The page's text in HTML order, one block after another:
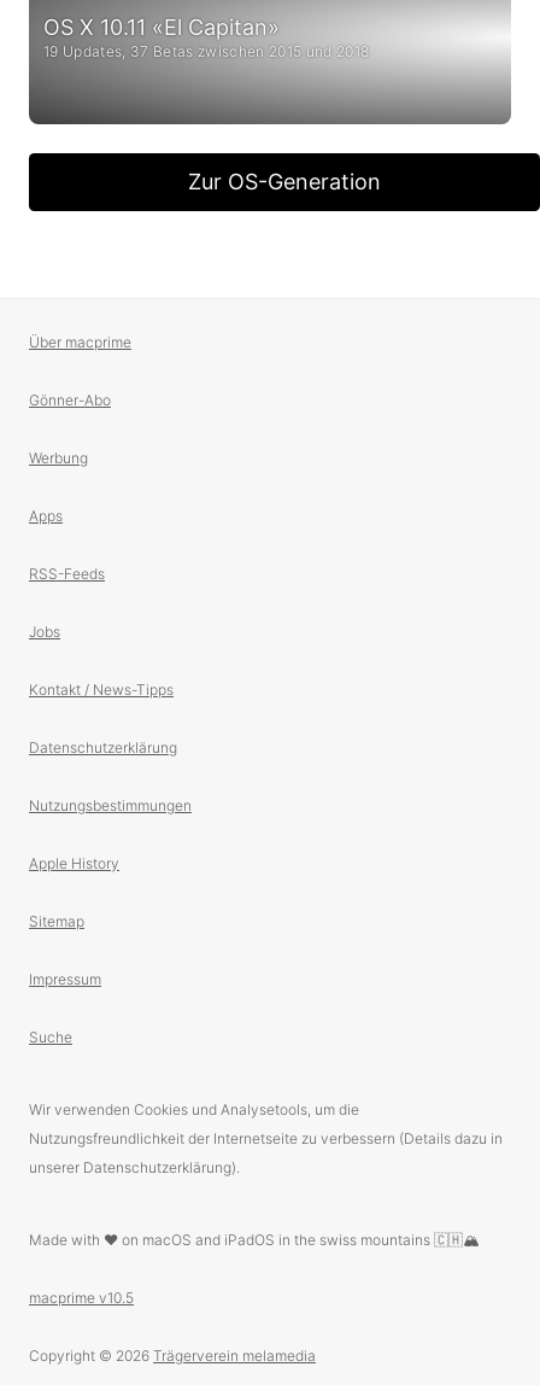
OS X 10.11 «El Capitan»
19 Updates, 37 Betas zwischen 2015 und 2018
Zur OS-Generation
Über macprime
Gönner-Abo
Werbung
Apps
RSS-Feeds
Jobs
Kontakt / News-Tipps
Datenschutzerklärung
Nutzungsbestimmungen
Apple History
Sitemap
Impressum
Suche
Wir verwenden Cookies und Analysetools, um die
Nutzungsfreundlichkeit der Internetseite zu verbessern (Details dazu in
unserer Datenschutzerklärung).
Made with ❤️ on macOS and iPadOS in the swiss mountains 🇨🇭🏔
macprime v10.5
Copyright © 2026 Trägerverein melamedia